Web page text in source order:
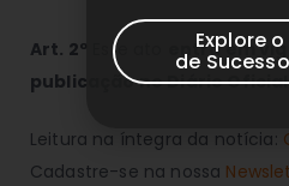
Art. 2º Este ato
entra em
publicação no Diário
Leitura na íntegra da notícia:
Cadastre-se na nossa
Explore
de